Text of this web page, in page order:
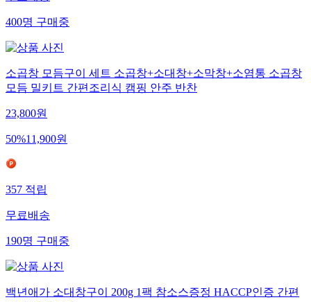
400명구매중
소곱창 모듬구이 세트 소곱창+소대창+소막창+소염통 소곱창
모듬 밀키트 간편조리식 캠핑 안주 반찬
23,800원
50%11,900원
357적립
무료배송
190명구매중
백년애가 소대창구이 200g 1팩 참소스증정 HACCP인증 간편